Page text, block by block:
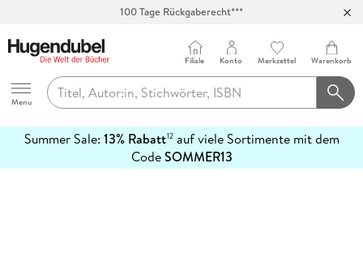
100 Tage Rückgaberecht***
Hugendubel
Menu
Filiale Konto Merkzettel Warenkorb
Summer Sale: 13% Rabatt12auf viele Sortimente mit dem
CodeSOMMER13
erfahren